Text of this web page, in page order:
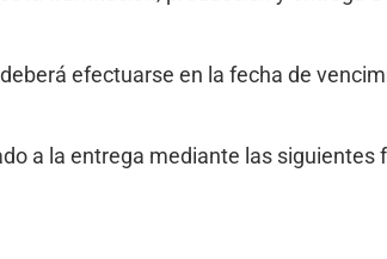
efectuarse en la fecha de
a la entrega mediante las siguientes